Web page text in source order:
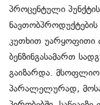
პროცენტული
კუთხით
ბენზინგასამართ
გაიზარდა. მსოფლიო
პარალელურად,